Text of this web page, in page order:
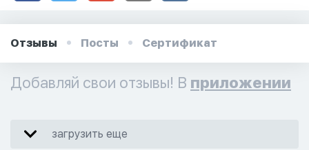
Отзывы Посты Сертификат
Добавляй свои отзывы! В приложении
загрузить еще